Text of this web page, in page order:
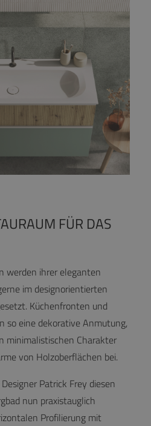
FÜR DAS
werden ihrer eleganten
im designorientierten
Küchenfronten und
so eine dekorative Anmutung,
minimalistischen Charakter
von Holzoberflächen bei.
Patrick Frey diesen
nun praxistauglich
Profilierung mit